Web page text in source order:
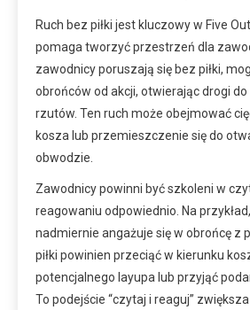
Ruch bez piłki jest kluczowy w Five
pomaga tworzyć przestrzeń dla
zawodnicy poruszają się bez piłki,
obrońców od akcji, otwierając drogi
rzutów. Ten ruch może obejmować
kosza lub przemieszczenie się do
obwodzie.
Zawodnicy powinni być szkoleni w
reagowaniu odpowiednio. Na
nadmiernie angażuje się w obrońcę z
piłki powinien przeciąć w kierunku
potencjalnego layupa lub przyjąć
To podejście “czytaj i reaguj”